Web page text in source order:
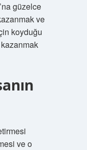
güzelce
ve
koyduğu
ve o